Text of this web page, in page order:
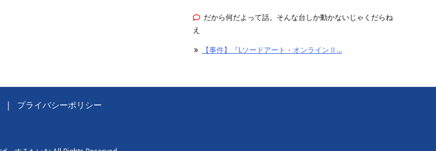
だから何だよって話。そんな台しか動かないじゃくだらね
え
【事件】『Lソードアート・オンラインⅡ...
プライバシーポリシー